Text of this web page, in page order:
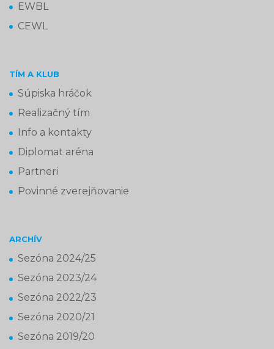
EWBL
CEWL
TÍM A KLUB
Súpiska hráčok
Realizačný tím
Info a kontakty
Diplomat aréna
Partneri
Povinné zverejňovanie
ARCHÍV
Sezóna 2024/25
Sezóna 2023/24
Sezóna 2022/23
Sezóna 2020/21
Sezóna 2019/20